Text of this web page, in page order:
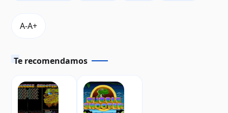
Te recomendamos